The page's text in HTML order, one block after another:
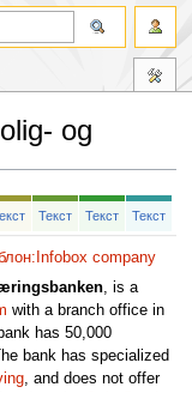
og
Текст Текст Текст
company
, is a
with a branch office in
has 50,000
bank has specialized
, and does not offer